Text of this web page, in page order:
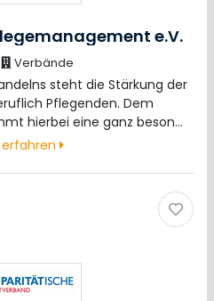
e.V.
Verbände
steht die Stärkung der
Pflegenden. Dem
hierbei eine ganz beson…